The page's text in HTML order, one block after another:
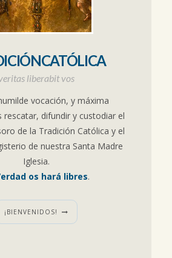
liberabit vos
vocación, y máxima
rescatar, difundir y custodiar el
de la Tradición Católica y el
de nuestra Santa Madre
Iglesia.
os hará libres.
¡BIENVENIDOS!